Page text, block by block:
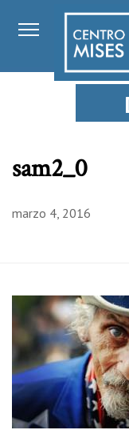
sam2_0
marzo 4, 2016